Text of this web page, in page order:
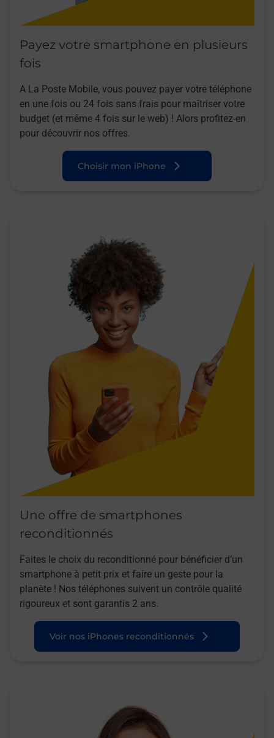
Payez votre smartphone en plusieurs
fois
A La Poste Mobile, vous pouvez payer votre téléphone
en une fois ou 24 fois sans frais pour maîtriser votre
budget (et même 4 fois sur le web) ! Alors profitez-en
pour découvrir nos offres.
Choisir mon iPhone
Une offre de smartphones
reconditionnés
Faites le choix du reconditionné pour bénéficier d’un
smartphone à petit prix et faire un geste pour la
planète ! Nos téléphones suivent un contrôle qualité
rigoureux et sont garantis 2 ans.
Voir nos iPhones reconditionnés